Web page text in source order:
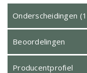
Onderscheidingen
Beoordelingen
Producentprofiel